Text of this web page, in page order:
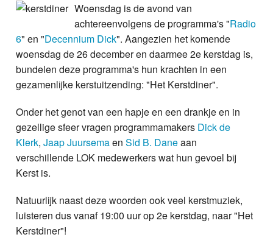
Video
Webcam
Info
Woensdag is de avond van
achtereenvolgens de programma's "Radio
6" en "Decennium Dick". Aangezien het komende
woensdag de 26 december en daarmee 2e kerstdag is,
bundelen deze programma's hun krachten in een
gezamenlijke kerstuitzending: "Het Kerstdiner".
Onder het genot van een hapje en een drankje en in
gezellige sfeer vragen programmamakers Dick de
Klerk,Jaap JuursemaenSid B. Daneaan
verschillende LOK medewerkers wat hun gevoel bij
Kerst is.
Natuurlijk naast deze woorden ook veel kerstmuziek,
luisteren dus vanaf 19:00 uur op 2e kerstdag, naar "Het
Kerstdiner"!